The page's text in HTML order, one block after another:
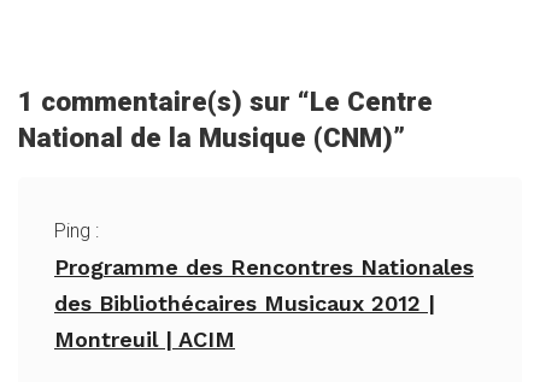
1 commentaire(s) sur “Le Centre
National de la Musique (CNM)”
Ping :
Programme des Rencontres Nationales
des Bibliothécaires Musicaux 2012 |
Montreuil | ACIM